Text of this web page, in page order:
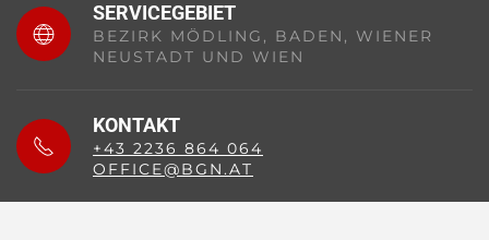
SERVICEGEBIET
BEZIRK MÖDLING, BADEN, WIENER
NEUSTADT UND WIEN
KONTAKT
+43 2236 864 064
OFFICE@BGN.AT